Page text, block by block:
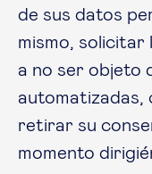
de sus datos
mismo, solicitar
a no ser objeto
automatizadas,
retirar su
momento